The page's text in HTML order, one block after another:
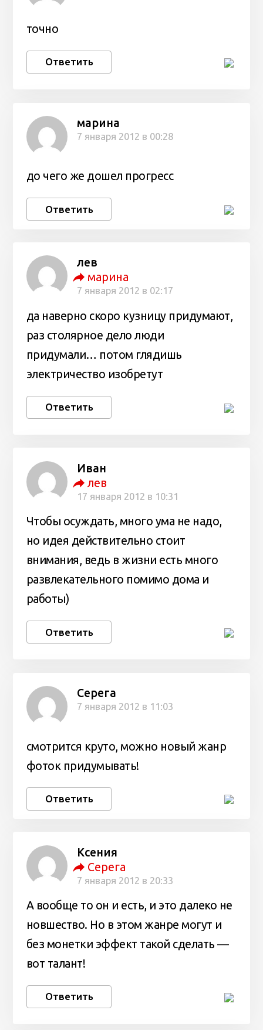
точно
Ответить
марина
7 января 2012 в 00:28
до чего же дошел прогресс
Ответить
лев
марина
7 января 2012 в 02:17
да наверно скоро кузницу придумают,
раз столярное дело люди
придумали… потом глядишь
электричество изобретут
Ответить
Иван
лев
17 января 2012 в 10:31
Чтобы осуждать, много ума не надо,
но идея действительно стоит
внимания, ведь в жизни есть много
развлекательного помимо дома и
работы)
Ответить
Серега
7 января 2012 в 11:03
смотрится круто, можно новый жанр
фоток придумывать!
Ответить
Ксения
Серега
7 января 2012 в 20:33
А вообще то он и есть, и это далеко не
новшество. Но в этом жанре могут и
без монетки эффект такой сделать —
вот талант!
Ответить